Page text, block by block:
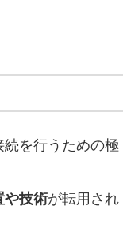
を行うための極
や技術が転用され